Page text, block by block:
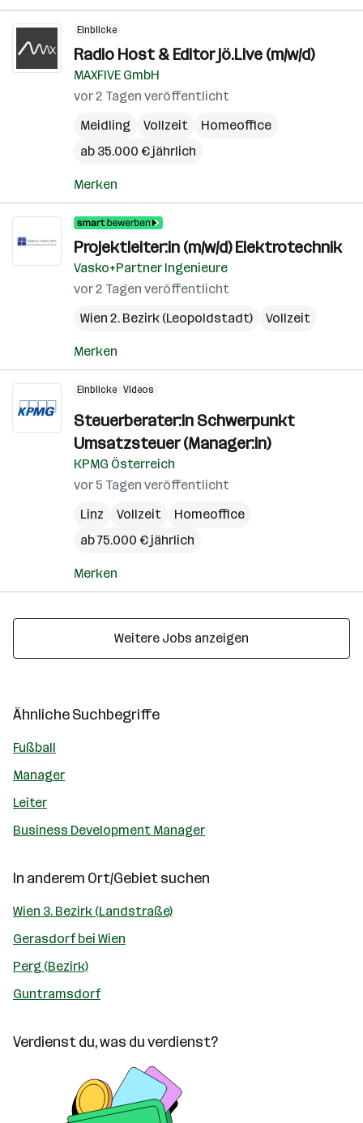
Einblicke
Radio Host & Editor jö.Live (m/w/d)
MAXFIVE GmbH
vor 2 Tagen veröffentlicht
Meidling
Vollzeit
Homeoffice
ab 35.000 € jährlich
Merken
Projektleiter:in (m/w/d) Elektrotechnik
Vasko+Partner Ingenieure
vor 2 Tagen veröffentlicht
Wien 2. Bezirk (Leopoldstadt)
Vollzeit
Merken
Einblicke Videos
Steuerberater:in Schwerpunkt
Umsatzsteuer (Manager:in)
KPMG Österreich
vor 5 Tagen veröffentlicht
Linz
Vollzeit
Homeoffice
ab 75.000 € jährlich
Merken
Weitere Jobs anzeigen
Ähnliche Suchbegriffe
Fußball
Manager
Leiter
Business Development Manager
In anderem Ort/Gebiet suchen
Wien 3. Bezirk (Landstraße)
Gerasdorf bei Wien
Perg (Bezirk)
Guntramsdorf
Verdienst du, was du verdienst?